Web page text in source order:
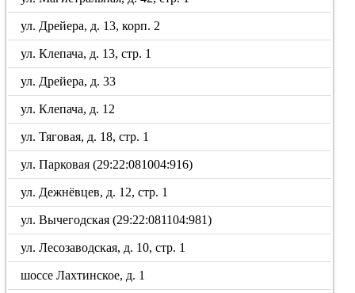
ул. Дрейера, д. 13, корп. 2
ул. Клепача, д. 13, стр. 1
ул. Дрейера, д. 33
ул. Клепача, д. 12
ул. Тяговая, д. 18, стр. 1
ул. Парковая (29:22:081004:916)
ул. Дежнёвцев, д. 12, стр. 1
ул. Вычегодская (29:22:081104:981)
ул. Лесозаводская, д. 10, стр. 1
шоссе Лахтинское, д. 1